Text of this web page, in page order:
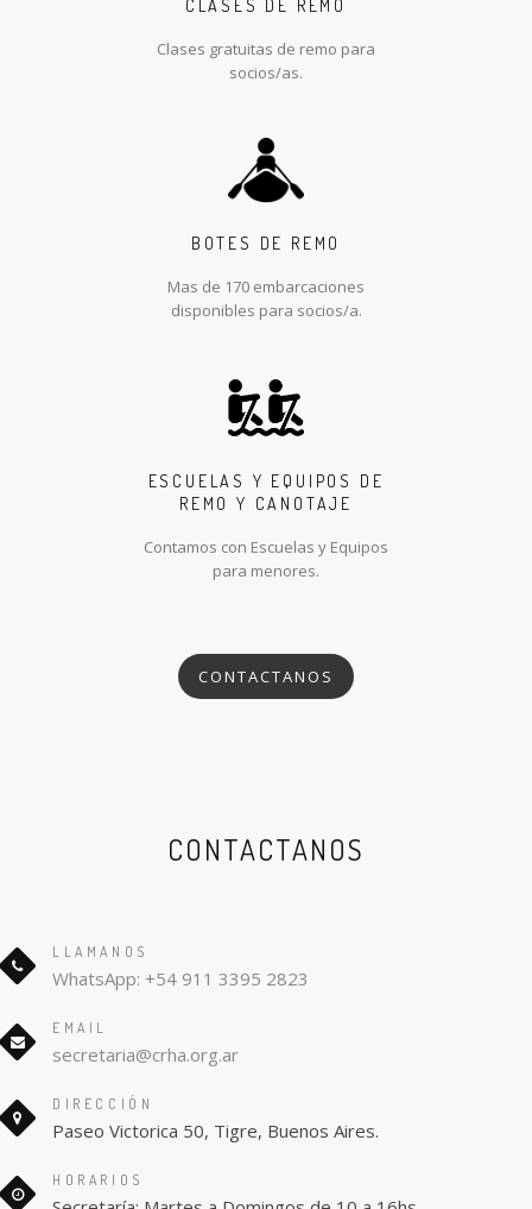
CLASES DE REMO
Clases gratuitas de remo para
socios/as.
BOTES DE REMO
Mas de 170 embarcaciones
disponibles para socios/a.
ESCUELAS Y EQUIPOS DE
REMO Y CANOTAJE
Contamos con Escuelas y Equipos
para menores.
CONTACTANOS
CONTACTANOS
LLAMANOS
WhatsApp: +54 911 3395 2823
EMAIL
secretaria@crha.org.ar
DIRECCIÓN
Paseo Victorica 50, Tigre, Buenos Aires.
HORARIOS